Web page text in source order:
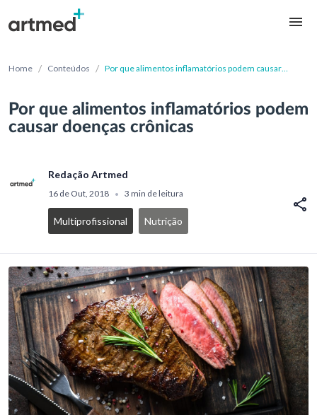
Home / Conteúdos / Por que alimentos inflamatórios podem causar
Por que alimentos inflamatórios podem
causar doenças crônicas
Redação Artmed
16 de Out, 2018 • 3 min de leitura
Multiprofissional Nutrição